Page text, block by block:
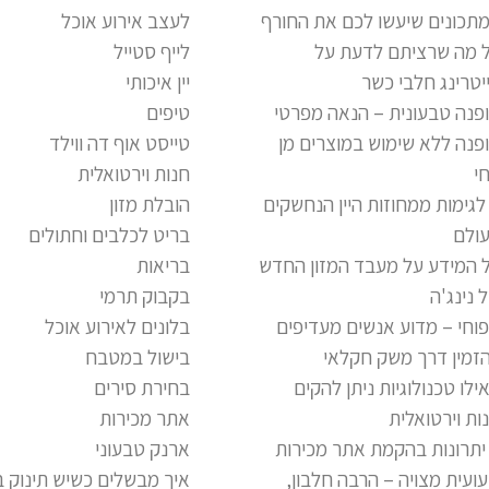
שיעשו לכם את החורף
מה שרציתם לדעת על
חלבי כשר
טבעונית – הנאה מפרטי
ללא שימוש במוצרים מן
5 לגימות ממחוזות היין הנחשקים
המידע על מעבד המזון החדש
נינג'ה
– מדוע אנשים מעדיפים
דרך משק חקלאי
טכנולוגיות ניתן להקים
וירטואלית
מצויה – הרבה חלבון,
לעצב אירוע אוכל
לייף סטייל
יין איכותי
טיפים
טייסט אוף דה ווילד
חנות וירטואלית
הובלת מזון
בריט לכלבים וחתולים
בריאות
בקבוק תרמי
בלונים לאירוע אוכל
בישול במטבח
בחירת סירים
אתר מכירות
ארנק טבעוני
איך מבשלים כשיש תינוק